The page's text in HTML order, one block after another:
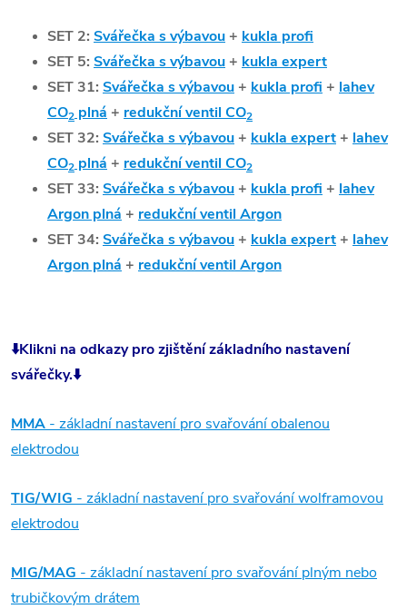
SET 2: Svářečka s výbavou + kukla profi
SET 5: Svářečka s výbavou + kukla expert
SET 31: Svářečka s výbavou + kukla profi + lahev
CO2 plná + redukční ventil CO2
SET 32: Svářečka s výbavou + kukla expert + lahev
CO2 plná + redukční ventil CO2
SET 33: Svářečka s výbavou + kukla profi + lahev
Argon plná + redukční ventil Argon
SET 34: Svářečka s výbavou + kukla expert + lahev
Argon plná + redukční ventil Argon
⬇️Klikni na odkazy pro zjištění základního nastavení
svářečky.⬇️
MMA - základní nastavení pro svařování obalenou
elektrodou
TIG/WIG - základní nastavení pro svařování wolframovou
elektrodou
MIG/MAG - základní nastavení pro svařování plným nebo
trubičkovým drátem